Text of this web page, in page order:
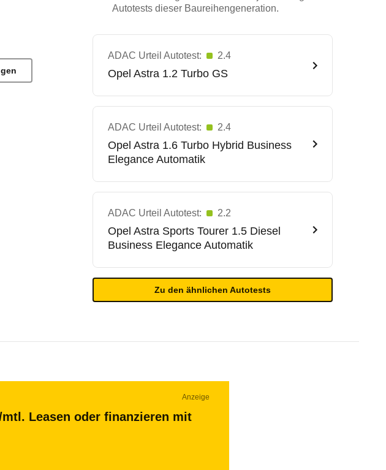
Autotests dieser Baureihengeneration.
ADAC Urteil Autotest: 2.4
Opel Astra 1.2 Turbo GS
ADAC Urteil Autotest: 2.4
Opel Astra 1.6 Turbo Hybrid Business
Elegance Automatik
ADAC Urteil Autotest: 2.2
Opel Astra Sports Tourer 1.5 Diesel
Business Elegance Automatik
Zu den ähnlichen Autotests
Anzeige
Leasen oder finanzieren mit